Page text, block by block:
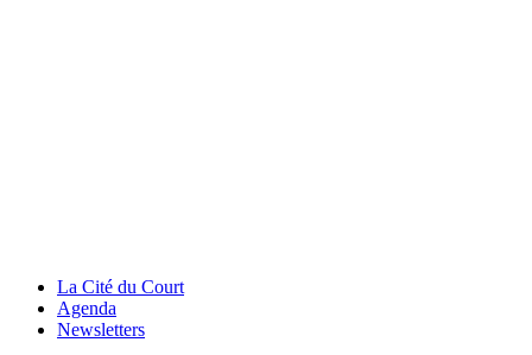
La Cité du Court
Agenda
Newsletters